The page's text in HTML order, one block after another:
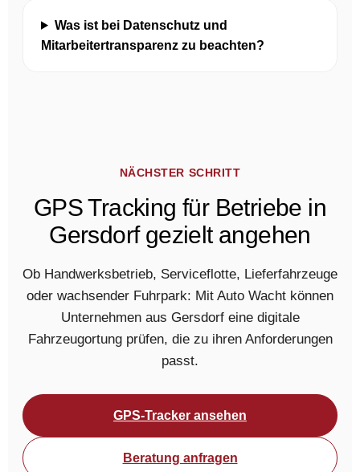
Was ist bei Datenschutz und
Mitarbeitertransparenz zu beachten?
NÄCHSTER SCHRITT
GPS Tracking für Betriebe in
Gersdorf gezielt angehen
Ob Handwerksbetrieb, Serviceflotte, Lieferfahrzeuge
oder wachsender Fuhrpark: Mit Auto Wacht können
Unternehmen aus Gersdorf eine digitale
Fahrzeugortung prüfen, die zu ihren Anforderungen
passt.
GPS-Tracker ansehen
Beratung anfragen